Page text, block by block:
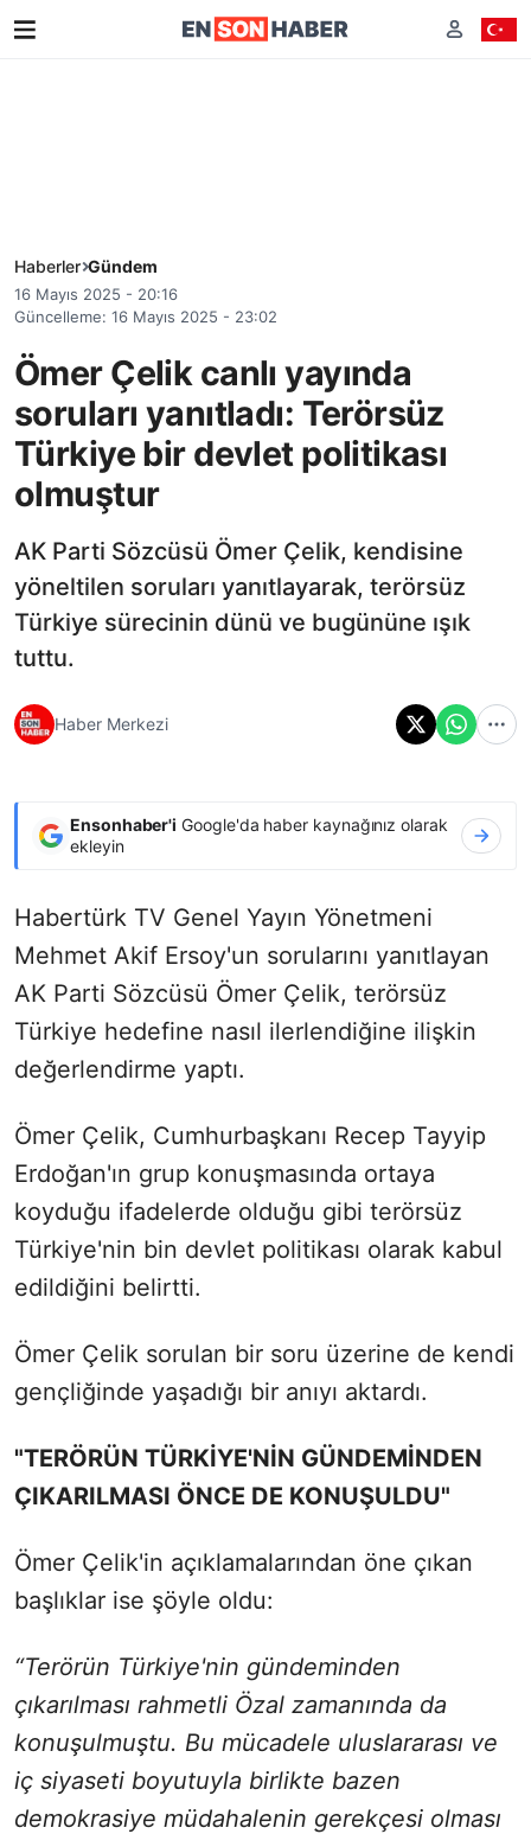
Haberler Gündem
16 Mayıs 2025 - 20:16
Güncelleme: 16 Mayıs 2025 - 23:02
Ömer Çelik canlı yayında
soruları yanıtladı: Terörsüz
Türkiye bir devlet politikası
olmuştur
AK Parti Sözcüsü Ömer Çelik, kendisine
yöneltilen soruları yanıtlayarak, terörsüz
Türkiye sürecinin dünü ve bugününe ışık
tuttu.
Haber Merkezi
Ensonhaber'i Google'da haber kaynağınız olarak
ekleyin
Habertürk TV Genel Yayın Yönetmeni
Mehmet Akif Ersoy'un sorularını yanıtlayan
AK Parti Sözcüsü Ömer Çelik, terörsüz
Türkiye hedefine nasıl ilerlendiğine ilişkin
değerlendirme yaptı.
Ömer Çelik, Cumhurbaşkanı Recep Tayyip
Erdoğan'ın grup konuşmasında ortaya
koyduğu ifadelerde olduğu gibi terörsüz
Türkiye'nin bin devlet politikası olarak kabul
edildiğini belirtti.
Ömer Çelik sorulan bir soru üzerine de kendi
gençliğinde yaşadığı bir anıyı aktardı.
"TERÖRÜN TÜRKİYE'NİN GÜNDEMİNDEN
ÇIKARILMASI ÖNCE DE KONUŞULDU"
Ömer Çelik'in açıklamalarından öne çıkan
başlıklar ise şöyle oldu:
“Terörün Türkiye'nin gündeminden
çıkarılması rahmetli Özal zamanında da
konuşulmuştu. Bu mücadele uluslararası ve
iç siyaseti boyutuyla birlikte bazen
demokrasiye müdahalenin gerekçesi olması